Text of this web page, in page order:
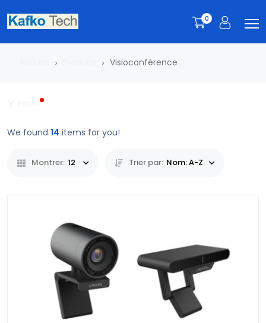
0
Visioconférence
We found 14 items for you!
Montrer: 12 Trier par: Nom: A-Z